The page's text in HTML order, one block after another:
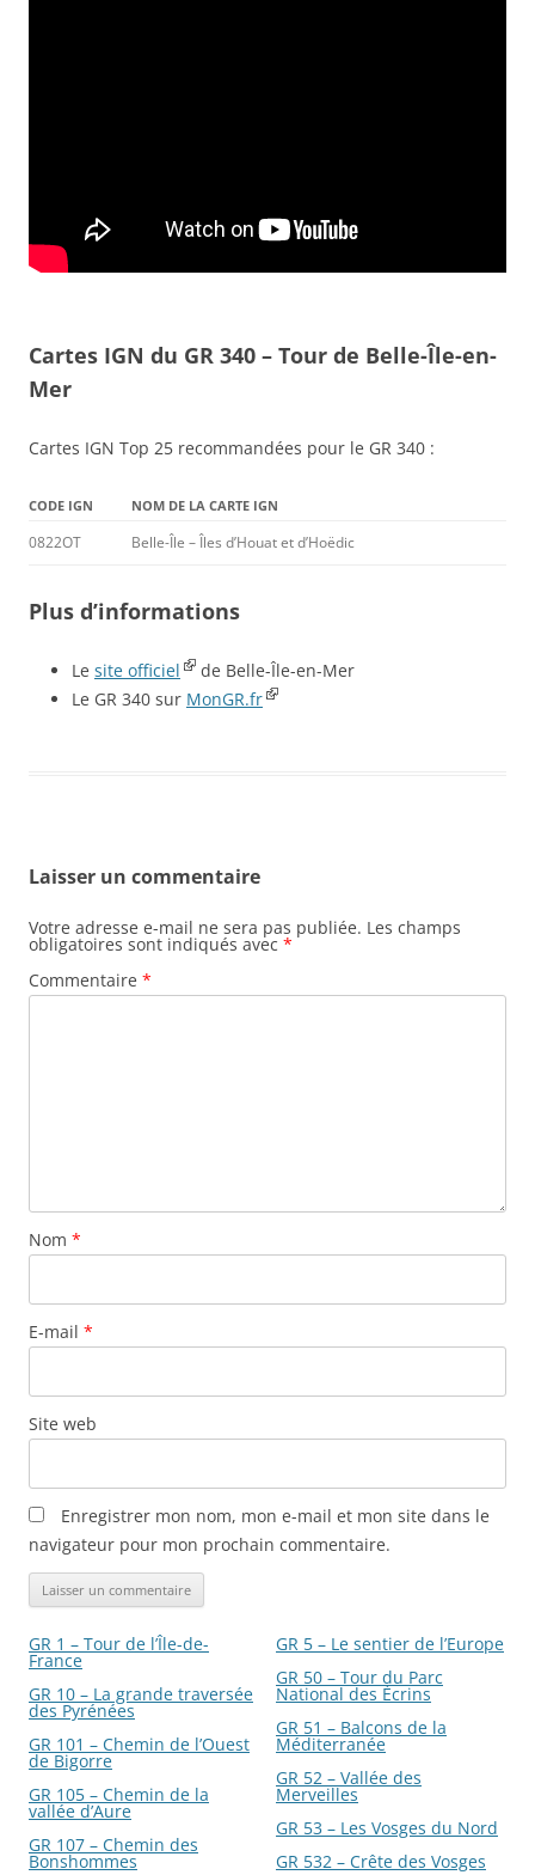
Cartes IGN du GR 340 – Tour de Belle-Île-en-
Mer
Cartes IGN Top 25 recommandées pour le GR 340 :
CODE IGN NOM DE LA CARTE IGN
0822OT Belle-Île – Îles d’Houat et d’Hoëdic
Plus d’informations
Le site officiel
de Belle-Île-en-Mer
Le GR 340 sur MonGR.fr
Laisser un commentaire
Votre adresse e-mail ne sera pas publiée. Les champs
obligatoires sont indiqués avec *
Commentaire *
Nom *
E-mail *
Site web
Enregistrer mon nom, mon e-mail et mon site dans le
navigateur pour mon prochain commentaire.
GR 1 – Tour de l’Île-de-
France
GR 10 – La grande traversée
des Pyrénées
GR 101 – Chemin de l’Ouest
de Bigorre
GR 105 – Chemin de la
vallée d’Aure
GR 107 – Chemin des
Bonshommes
GR 5 – Le sentier de l’Europe
GR 50 – Tour du Parc
National des Écrins
GR 51 – Balcons de la
Méditerranée
GR 52 – Vallée des
Merveilles
GR 53 – Les Vosges du Nord
GR 532 – Crête des Vosges